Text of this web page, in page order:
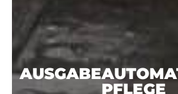
PFLEGE